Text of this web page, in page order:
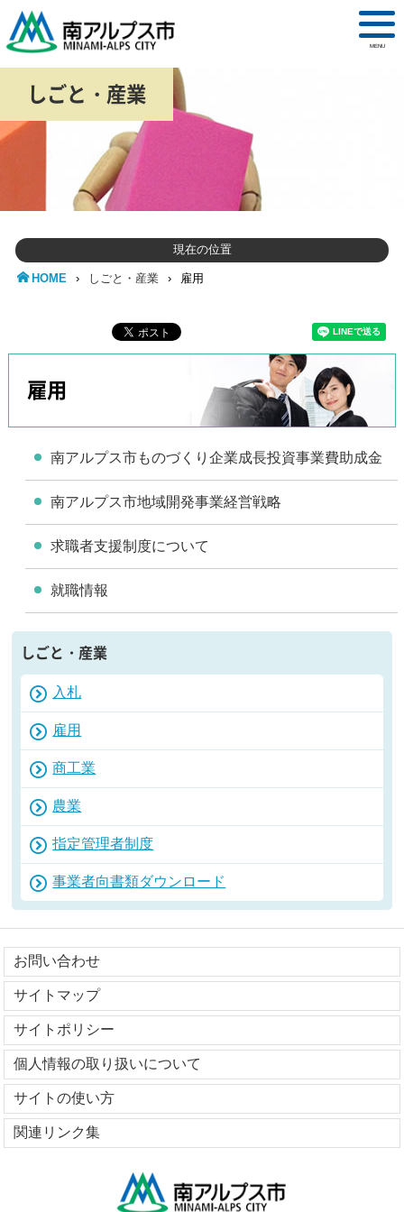
MENU
しごと・産業
現在の位置
HOME › しごと・産業 › 雇用
雇用
南アルプス市ものづくり企業成長投資事業費助成金
南アルプス市地域開発事業経営戦略
求職者支援制度について
就職情報
しごと・産業
入札
雇用
商工業
農業
指定管理者制度
事業者向書類ダウンロード
お問い合わせ
サイトマップ
サイトポリシー
個人情報の取り扱いについて
サイトの使い方
関連リンク集